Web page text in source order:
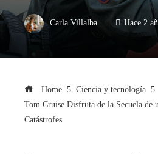
Carla Villalba Hace 2
Home
Ciencia y tecnología
Tom Cruise Disfruta de la Secuela de
Catástrofes